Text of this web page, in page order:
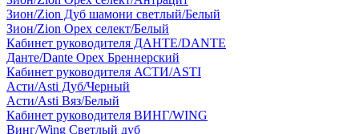
Зион/Zion Дуб шамони светлый/Белый
Зион/Zion Орех селект/Белый
Кабинет руководителя ДАНТЕ/DANTE
Данте/Dante Орех Бреннерский
Кабинет руководителя АСТИ/ASTI
Асти/Asti Дуб/Черный
Асти/Asti Вяз/Белый
Кабинет руководителя ВИНГ/WING
Винг/Wing Светлый дуб